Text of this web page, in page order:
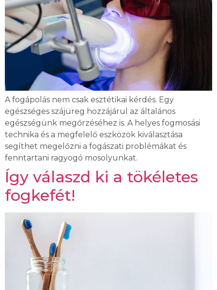
A fogápolás nem csak esztétikai kérdés. Egy
egészséges szájüreg hozzájárul az általános
egészségünk megőrzéséhez is. A helyes fogmosási
technika és a megfelelő eszközök kiválasztása
segíthet megelőzni a fogászati problémákat és
fenntartani ragyogó mosolyunkat.
Így válaszd ki a tökéletes
fogkefét!